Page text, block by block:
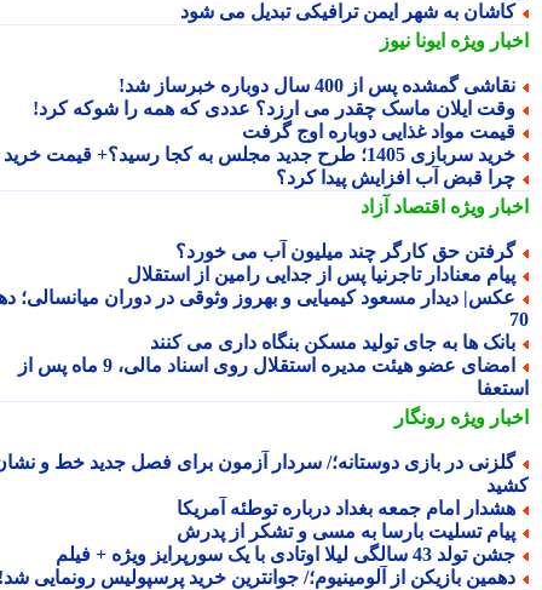
به شهر ایمن ترافیکی تبدیل می شود
ویژهایونا نیوز
گمشده پس از 400 سال دوباره خبرساز شد!
ایلان ماسک چقدر می ارزد؟ عددی که همه را شوکه کرد!
مواد غذایی دوباره اوج گرفت
سربازی 1405؛ طرح جدید مجلس به کجا رسید؟+ قیمت خرید
قبض آب افزایش پیدا کرد؟
ویژهاقتصاد آزاد
حق کارگر چند میلیون آب می خورد؟
معنادار تاجرنیا پس از جدایی رامین از استقلال
دیدار مسعود کیمیایی و بهروز وثوقی در دوران میانسالی؛ دهه
ها به جای تولید مسکن بنگاه داری می کنند
امضای عضو هیئت مدیره استقلال روی اسناد مالی، 9 ماه پس از
ویژهرونگار
در بازی دوستانه؛/ سردار آزمون برای فصل جدید خط و نشان
امام جمعه بغداد درباره توطئه آمریکا
تسلیت بارسا به مسی و تشکر از پدرش
تولد 43 سالگی لیلا اوتادی با یک سورپرایز ویژه + فیلم
بازیکن از آلومینیوم؛/ جوانترین خرید پرسپولیس رونمایی شد!